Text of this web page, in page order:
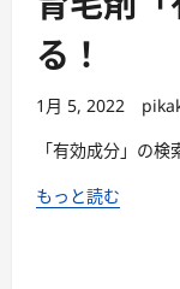
る！
1月 5, 2022
「有効成分」の
もっと読む